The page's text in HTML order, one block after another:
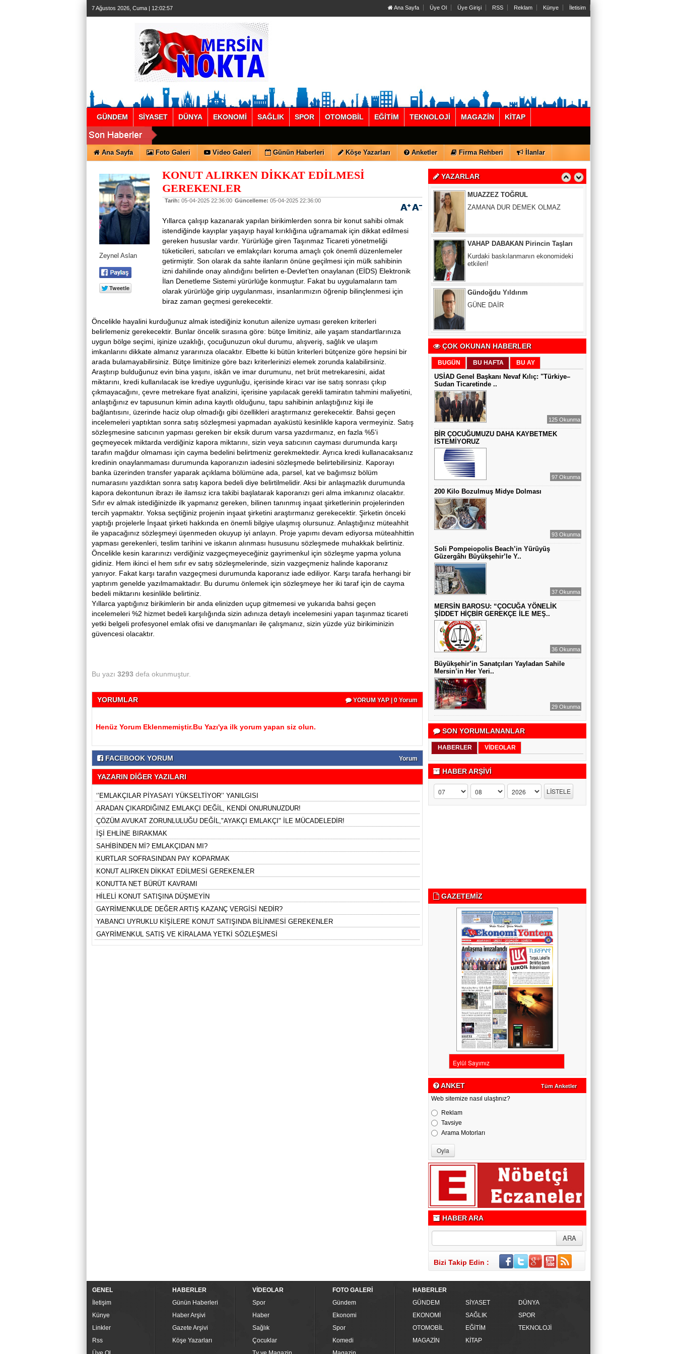
7 Ağustos 2026, Cuma | 12:02:58 Ana Sayfa Üye Ol Üye Girişi RSS Reklam Künye İletisim
GÜNDEM SİYASET DÜNYA EKONOMİ SAĞLIK SPOR OTOMOBİL EĞİTİM TEKNOLOJİ MAGAZİN KİTAP
Ana Sayfa Foto Galeri Video Galeri Günün Haberleri Köşe Yazarları Anketler Firma Rehberi İlanlar
Zeynel Aslan
KONUT ALIRKEN DİKKAT EDİLMESİ
GEREKENLER
Tarih: 05-04-2025 22:36:00 Güncelleme: 05-04-2025 22:36:00
Yıllarca çalışıp kazanarak yapılan birikimlerden sonra bir konut sahibi olmak
istendiğinde kayıplar yaşayıp hayal kırıklığına uğramamak için dikkat edilmesi
gereken hususlar vardır. Yürürlüğe giren Taşınmaz Ticareti yönetmeliği
tüketicileri, satıcıları ve emlakçıları koruma amaçlı çok önemli düzenlemeler
getirmiştir. Son olarak da sahte ilanların önüne geçilmesi için mülk sahibinin
izni dahilinde onay alındığını belirten e-Devlet’ten onaylanan (EİDS) Elektronik
İlan Denetleme Sistemi yürürlüğe konmuştur. Fakat bu uygulamaların tam
olarak yürürlüğe girip uygulanması, insanlarımızın öğrenip bilinçlenmesi için
biraz zaman geçmesi gerekecektir.
Öncelikle hayalini kurduğunuz almak istediğiniz konutun ailenize uyması gereken kriterleri
belirlemeniz gerekecektir. Bunlar öncelik sırasına göre: bütçe limitiniz, aile yaşam standartlarınıza
uygun bölge seçimi, işinize uzaklığı, çocuğunuzun okul durumu, alışveriş, sağlık ve ulaşım
imkanlarını dikkate almanız yararınıza olacaktır. Elbette ki bütün kriterleri bütçenize göre hepsini bir
arada bulamayabilirsiniz. Bütçe limitinize göre bazı kriterlerinizi elemek zorunda kalabilirsiniz.
Araştırıp bulduğunuz evin bina yaşını, iskân ve imar durumunu, net brüt metrekaresini, aidat
miktarını, kredi kullanılacak ise krediye uygunluğu, içerisinde kiracı var ise satış sonrası çıkıp
çıkmayacağını, çevre metrekare fiyat analizini, içerisine yapılacak gerekli tamiratın tahmini maliyetini,
anlaştığınız ev tapusunun kimin adına kayıtlı olduğunu, tapu sahibinin anlaştığınız kişi ile
bağlantısını, üzerinde haciz olup olmadığı gibi özellikleri araştırmanız gerekecektir. Bahsi geçen
incelemeleri yaptıktan sonra satış sözleşmesi yapmadan ayaküstü kesinlikle kapora vermeyiniz. Satış
sözleşmesine satıcının yapması gereken bir eksik durum varsa yazdırmanız, en fazla %5’i
geçmeyecek miktarda verdiğiniz kapora miktarını, sizin veya satıcının cayması durumunda karşı
tarafın mağdur olmaması için cayma bedelini belirtmeniz gerekmektedir. Ayrıca kredi kullanacaksanız
kredinin onaylanmaması durumunda kaporanızın iadesini sözleşmede belirtebilirsiniz. Kaporayı
banka üzerinden transfer yaparak açıklama bölümüne ada, parsel, kat ve bağımsız bölüm
numarasını yazdıktan sonra satış kapora bedeli diye belirtilmelidir. Aksi bir anlaşmazlık durumunda
kapora dekontunun ibrazı ile ilamsız icra takibi başlatarak kaporanızı geri alma imkanınız olacaktır.
Sıfır ev almak istediğinizde ilk yapmanız gereken, bilinen tanınmış inşaat şirketlerinin projelerinden
tercih yapmaktır. Yoksa seçtiğiniz projenin inşaat şirketini araştırmanız gerekecektir. Şirketin önceki
yaptığı projelerle İnşaat şirketi hakkında en önemli bilgiye ulaşmış olursunuz. Anlaştığınız müteahhit
ile yapacağınız sözleşmeyi üşenmeden okuyup iyi anlayın. Proje yapımı devam ediyorsa müteahhittin
yapması gerekenleri, teslim tarihini ve iskanın alınması hususunu sözleşmede muhakkak belirtiniz.
Öncelikle kesin kararınızı verdiğiniz vazgeçmeyeceğiniz gayrimenkul için sözleşme yapma yoluna
gidiniz. Hem ikinci el hem sıfır ev satış sözleşmelerinde, sizin vazgeçmeniz halinde kaporanız
yanıyor. Fakat karşı tarafın vazgeçmesi durumunda kaporanız iade ediliyor. Karşı tarafa herhangi bir
yaptırım genelde yazılmamaktadır. Bu durumu önlemek için sözleşmeye her iki taraf için de cayma
bedeli miktarını kesinlikle belirtiniz.
Yıllarca yaptığınız birikimlerin bir anda elinizden uçup gitmemesi ve yukarıda bahsi geçen
incelemeleri %2 hizmet bedeli karşılığında sizin adınıza detaylı incelemesini yapan taşınmaz ticareti
yetki belgeli profesyonel emlak ofisi ve danışmanları ile çalışmanız, sizin yüzde yüz birikiminizin
güvencesi olacaktır.
Bu yazı 3293 defa okunmuştur.
YORUMLAR YORUM YAP | 0 Yorum
Henüz Yorum Eklenmemiştir.Bu Yazı'ya ilk yorum yapan siz olun.
FACEBOOK YORUM Yorum
YAZARIN DİĞER YAZILARI
‘’EMLAKÇILAR PİYASAYI YÜKSELTİYOR’’ YANILGISI
ARADAN ÇIKARDIĞINIZ EMLAKÇI DEĞİL, KENDİ ONURUNUZDUR!
ÇÖZÜM AVUKAT ZORUNLULUĞU DEĞİL,"AYAKÇI EMLAKÇI" İLE MÜCADELEDİR!
İŞİ EHLİNE BIRAKMAK
SAHİBİNDEN Mİ? EMLAKÇIDAN MI?
KURTLAR SOFRASINDAN PAY KOPARMAK
KONUT ALIRKEN DİKKAT EDİLMESİ GEREKENLER
KONUTTA NET BÜRÜT KAVRAMI
HİLELİ KONUT SATIŞINA DÜŞMEYİN
GAYRİMENKULDE DEĞER ARTIŞ KAZANÇ VERGİSİ NEDİR?
YABANCI UYRUKLU KİŞİLERE KONUT SATIŞINDA BİLİNMESİ GEREKENLER
GAYRİMENKUL SATIŞ VE KİRALAMA YETKİ SÖZLEŞMESİ
YAZARLAR
MUAZZEZ TOĞRUL
ZAMANA DUR DEMEK OLMAZ
VAHAP DABAKAN Pirincin Taşları
Gündoğdu Yıldırım
Zeynel Aslan
Sıddıka BALAKAN
DİJİTAL VİCDAN
Gül Saydam
SEN BENİ UNUTSAN DA
MUAZZEZ TOĞRUL
ZAMANA DUR DEMEK OLMAZ
VAHAP DABAKAN Pirincin Taşları
Kurdaki baskılanmanın ekonomideki
etkileri!
ÇOK OKUNAN HABERLER
BUGÜN BU HAFTA BU AY
USİAD Genel Başkanı Nevaf Kılıç: "Türkiye–
Sudan Ticaretinde ..
125 Okunma
BİR ÇOCUĞUMUZU DAHA KAYBETMEK
İSTEMİYORUZ
97 Okunma
200 Kilo Bozulmuş Midye Dolması
93 Okunma
Soli Pompeiopolis Beach’in Yürüyüş
Güzergâhı Büyükşehir’le Y..
37 Okunma
MERSİN BAROSU: “ÇOCUĞA YÖNELİK
ŞİDDET HİÇBİR GEREKÇE İLE MEŞ..
36 Okunma
Büyükşehir’in Sanatçıları Yayladan Sahile
Mersin’in Her Yeri..
29 Okunma
SON YORUMLANANLAR
HABERLER VİDEOLAR
HABER ARŞİVİ
GAZETEMİZ
ANKET Tüm Anketler
Web sitemize nasıl ulaştınız?
Reklam
Tavsiye
Arama Motorları
HABER ARA
Bizi Takip Edin :
GENEL
İletişim
Künye
Linkler
Rss
HABERLER
Günün Haberleri
Haber Arşivi
Gazete Arşivi
Köşe Yazarları
VİDEOLAR
Spor
Haber
Sağlık
Çocuklar
FOTO GALERİ
Gündem
Ekonomi
Spor
Komedi
HABERLER
GÜNDEM
SİYASET
DÜNYA
EKONOMİ
SAĞLIK
SPOR
OTOMOBİL
EĞİTİM
TEKNOLOJİ
MAGAZİN
KİTAP